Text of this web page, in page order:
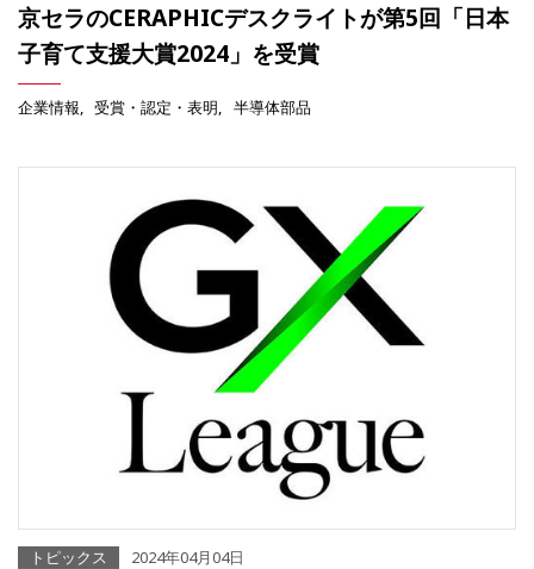
京セラのCERAPHICデスクライトが第5回「日本
子育て支援大賞2024」を受賞
企業情報 受賞・認定・表明 半導体部品
トピックス 2024年04月04日